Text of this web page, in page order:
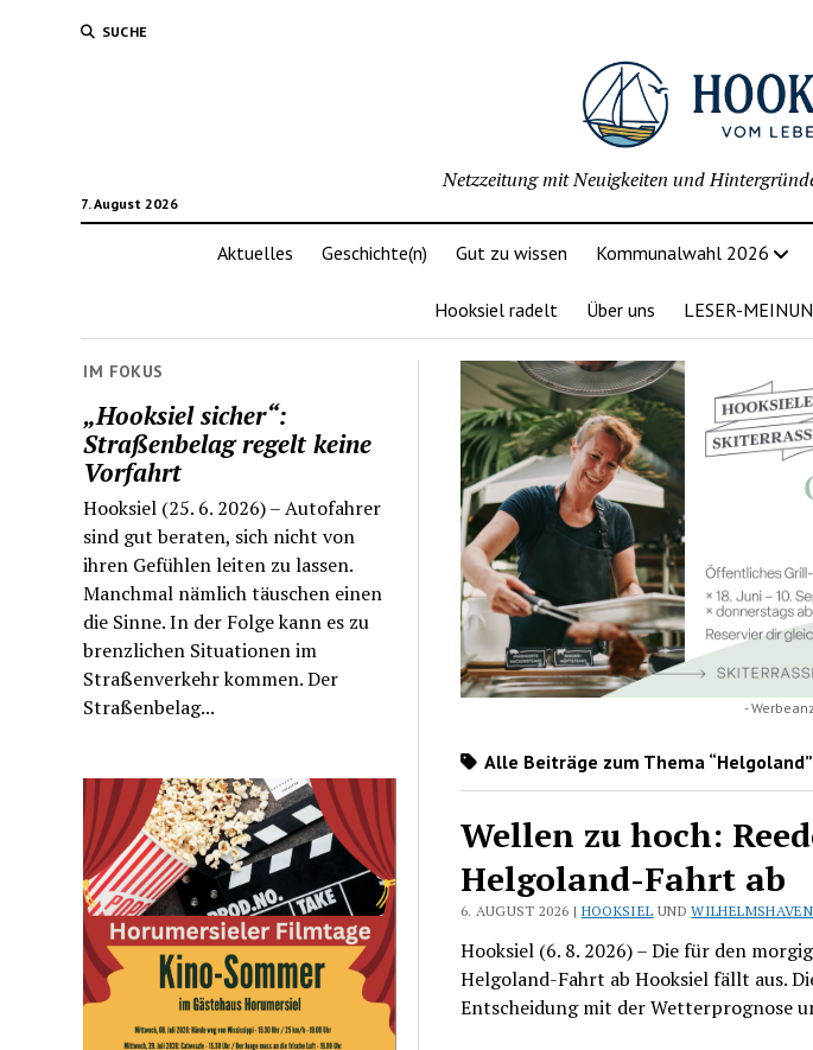
SUCHE
7. August 2026
Netzzeitung mit Neuigkeiten und
Aktuelles Geschichte(n) Gut zu wissen Kommunalwahl 2026
Hooksiel radelt Über uns LESER-
IM FOKUS
„Hooksiel sicher“:
Straßenbelag regelt keine
Vorfahrt
Hooksiel (25. 6. 2026) – Autofahrer
sind gut beraten, sich nicht von
ihren Gefühlen leiten zu lassen.
Manchmal nämlich täuschen einen
die Sinne. In der Folge kann es zu
brenzlichen Situationen im
Straßenverkehr kommen. Der
Straßenbelag...
-
Alle Beiträge zum Thema “Helgoland”
Wellen zu hoch:
Helgoland-Fahrt ab
6. AUGUST 2026 | HOOKSIEL UNDWILHELMSHAVEN
Hooksiel (6. 8. 2026) – Die für den
Helgoland-Fahrt ab Hooksiel fällt aus.
Entscheidung mit der Wetterprognose